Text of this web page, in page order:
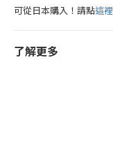
可從日本購入！請點這裡
了解更多